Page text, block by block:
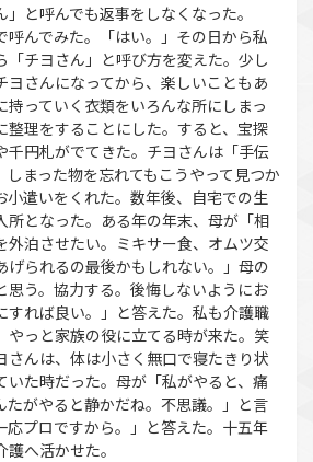
と呼んでも返事をしなくなった。
呼んでみた。「はい。」その日から私
「チヨさん」と呼び方を変えた。少し
ヨさんになってから、楽しいこともあ
持っていく衣類をいろんな所にしまっ
整理をすることにした。すると、宝探
千円札がでてきた。チヨさんは「手伝
しまった物を忘れてもこうやって見つか
小遣いをくれた。数年後、自宅での生
所となった。ある年の年末、母が「相
外泊させたい。ミキサー食、オムツ交
げられるの最後かもしれない。」母の
思う。協力する。後悔しないようにお
すれば良い。」と答えた。私も介護職
やっと家族の役に立てる時が来た。笑
さんは、体は小さく無口で寝たきり状
いた時だった。母が「私がやると、痛
たがやると静かだね。不思議。」と言
応プロですから。」と答えた。十五年
へ活かせた。